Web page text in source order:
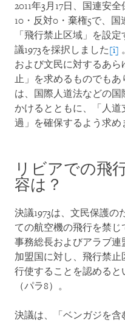
2011年3月17日、国連安
10・反対0・棄権5で、
「飛行禁止区域」を設
議1973を採択しました[i]
および文民に対するあ
止」を求めるものでも
は、国際人道法などの
かけるとともに、「人
過」を確保するよう求め
リビアでの飛
容は？
決議1973は、文民保護
ての航空機の飛行を禁
事務総長およびアラブ
加盟国に対し、飛行禁
行使することを認める
（パラ8）。
決議は、「ベンガジを